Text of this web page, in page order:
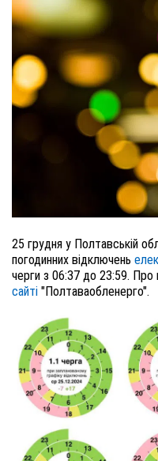
25 грудня у Полтавській
погодинних відключень
черги з 06:37 до 23:59. Про
сайті "Полтаваобленерго".